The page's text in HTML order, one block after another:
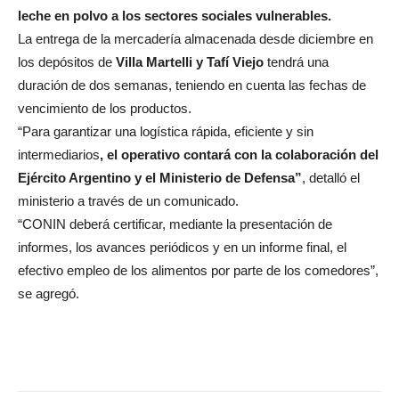
leche en polvo a los sectores sociales vulnerables.
La entrega de la mercadería almacenada desde diciembre en
los depósitos de Villa Martelli y Tafí Viejo tendrá una
duración de dos semanas, teniendo en cuenta las fechas de
vencimiento de los productos.
“Para garantizar una logística rápida, eficiente y sin
intermediarios, el operativo contará con la colaboración del
Ejército Argentino y el Ministerio de Defensa”, detalló el
ministerio a través de un comunicado.
“CONIN deberá certificar, mediante la presentación de
informes, los avances periódicos y en un informe final, el
efectivo empleo de los alimentos por parte de los comedores”,
se agregó.